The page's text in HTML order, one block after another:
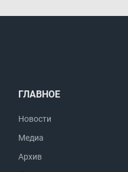
ГЛАВНОЕ
Новости
Медиа
Архив